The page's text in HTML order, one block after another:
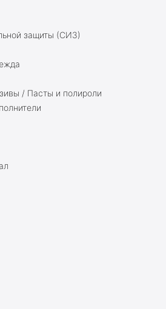
защиты (СИЗ)
/ Пасты и полироли